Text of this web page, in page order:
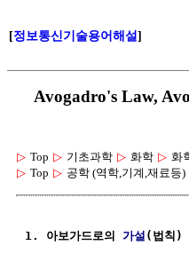
[정보통신기술용어해설]
Avogadro's Law,
▷ Top ▷ 기초과학 ▷ 화학 ▷ 화
▷ Top ▷ 공학 (역학,기계,재료등)
1. 아보가드로의 가설 (법칙